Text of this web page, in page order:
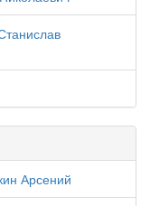
Арсений